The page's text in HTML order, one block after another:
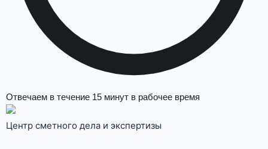
Отвечаем в течение 15 минут в рабочее время
Центр сметного дела и экспертизы